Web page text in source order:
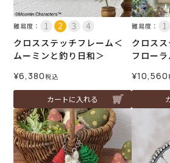
難易度：
クロスステッチフレーム＜
ムーミンと釣り日和＞
¥6,380税込
カートに入れる
難易度：
クロス
フロー
¥10,560